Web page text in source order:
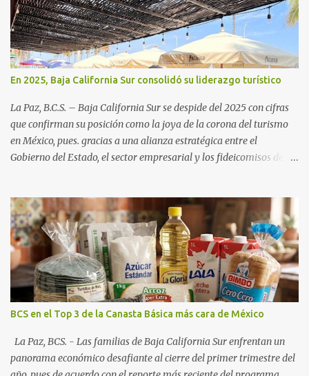
En 2025, Baja California Sur consolidó su liderazgo turístico
La Paz, B.C.S. – Baja California Sur se despide del 2025 con cifras
que confirman su posición como la joya de la corona del turismo
en México, pues. gracias a una alianza estratégica entre el
Gobierno del Estado, el sector empresarial y los fideicomisos de
una derrama económica sin precedentes. Las proyecciones para
este periodo vacacional son optimistas, con un promedio estatal
que supera el 70% . Sin embargo, la sorpresa del año la ha dado el
norte del estado. Comondú encabeza las expectativas con un
impresionante 89% de ocupación, impulsado por el interés
creciente en el turismo de naturaleza. Le siguen destinos
consolidados y emergentes: Los Cabos: 72% promedio (esperando
picos del 79% en Año Nuevo). La Paz: 66%. Loreto: 58%. Mulegé:
54%. "Estamos viendo un fenómeno de diversificación. Ya no solo
vienen por el lujo de Los Cabos, sino por la aut...
BCS en el Top 3 de la Canasta Básica más cara de México
La Paz, BCS. - Las familias de Baja California Sur enfrentan un
panorama económico desafiante al cierre del primer trimestre del